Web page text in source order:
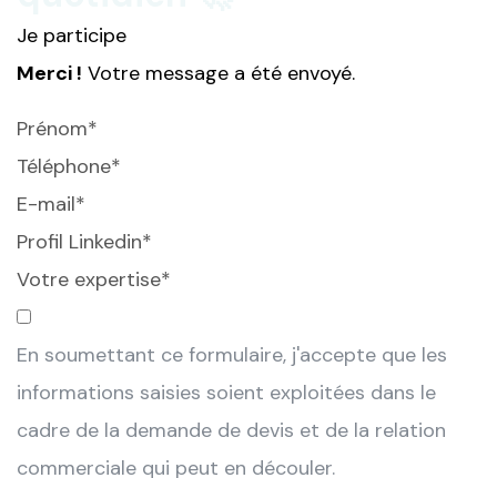
Je participe
Merci ! Votre message a été envoyé.
En soumettant ce formulaire, j'accepte que les
informations saisies soient exploitées dans le
cadre de la demande de devis et de la relation
commerciale qui peut en découler.